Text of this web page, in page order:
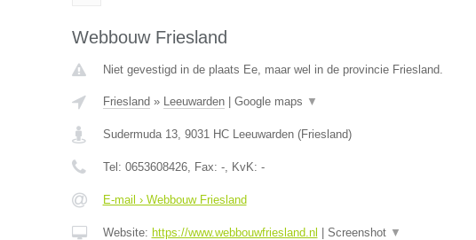
Webbouw Friesland
Niet gevestigd in de plaats Ee, maar wel in de provincie Friesland.
Friesland » Leeuwarden| Google maps ▼
Sudermuda 13, 9031 HC Leeuwarden(Friesland)
Tel: 0653608426, Fax: -, KvK: -
E-mail › Webbouw Friesland
Website: https://www.webbouwfriesland.nl Screenshot ▼